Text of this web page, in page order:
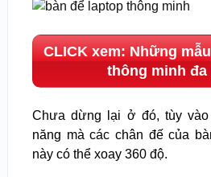
CLICK xem: Những
thông minh đa
Chưa dừng lại ở đó, tùy vào
năng mà các chân đế của
này có thể xoay 360 độ.